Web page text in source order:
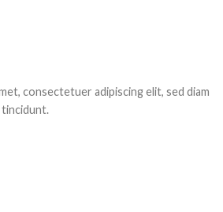
consectetuer adipiscing elit, sed diam
tincidunt.